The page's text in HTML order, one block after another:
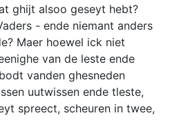
ghijt alsoo geseyt hebt?
- ende niemant anders
Maer hoewel ick niet
van de leste ende
vanden ghesneden
uutwissen ende tleste,
spreect, scheuren in twee,